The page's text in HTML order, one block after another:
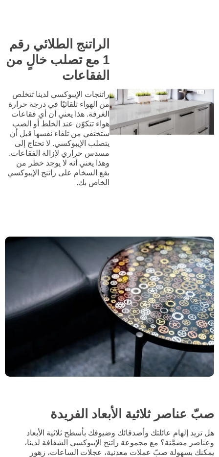
الراتنج الطلائي رقم
1 مع تصلب خالٍ من
الفقاعات
راتنجات الإيبوكسي لدينا تتخلص
من الهواء تلقائيًا في درجة حرارة
الغرفة. هذا يعني أن أي فقاعات
هواء تتكوّن عند الخلط أو الصب
ستختفي من تلقاء نفسها قبل أن
يتصلب الإيبوكسي. لا تحتاج إلى
مسدس حراري لإزالة الفقاعات.
وهذا يعني أنه لا يوجد خطر من
بقع السخام على راتنج الإيبوكسي
الخاص بك.
صبّ عناصر ثلاثية الأبعاد الفريدة
هل تريد إلهام عائلتك وأصدقائك وضيوفك بأسطح ثلاثية الأبعاد
وعناصر مضمَّنة؟ مع مجموعة راتنج الإيبوكسي الشفافة لدينا،
يمكنك بسهولة صبّ عملات معدنية، عجلات الساعات، زهور